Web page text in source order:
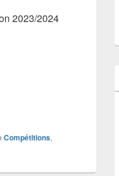
2023/2024
Compétitions,